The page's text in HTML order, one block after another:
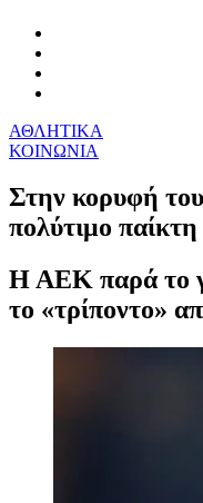
ΑΘΛΗΤΙΚΑ
ΚΟΙΝΩΝΙΑ
Στην κορυφή
πολύτιμο παίκτη
Η ΑΕΚ παρά το
το «τρίποντο»